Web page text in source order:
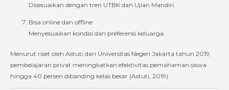
Disesuaikan dengan tren UTBK dan Ujian Mandiri.
Bisa online dan offline
Menyesuaikan kondisi dan preferensi keluarga.
Menurut riset oleh Astuti dari Universitas Negeri Jakarta tahun 2019,
pembelajaran privat meningkatkan efektivitas pemahaman siswa
hingga 40 persen dibanding kelas besar (Astuti, 2019).